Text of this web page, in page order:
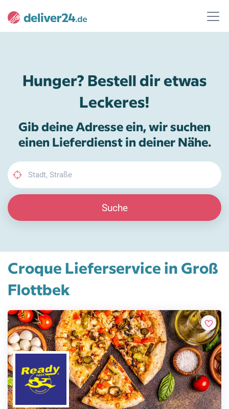
Hunger? Bestell dir etwas
Leckeres!
Gib deine Adresse ein, wir suchen
einen Lieferdienst in deiner Nähe.
Suche
Croque Lieferservice in Groß
Flottbek